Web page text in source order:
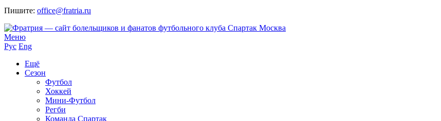
Пишите: office@fratria.ru
Меню
Рус Eng
Ещё
Сезон
Футбол
Хоккей
Мини-Футбол
Регби
Команда Спартак